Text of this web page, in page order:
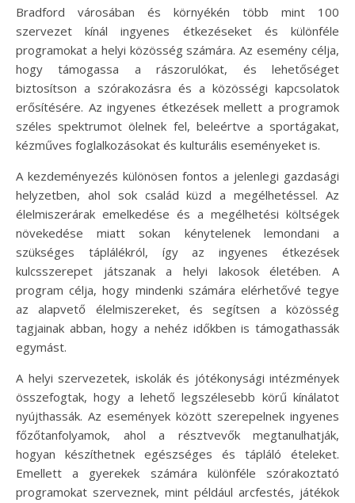
Bradford városában és környékén több mint 100
szervezet kínál ingyenes étkezéseket és különféle
programokat a helyi közösség számára. Az esemény célja,
hogy támogassa a rászorulókat, és lehetőséget
biztosítson a szórakozásra és a közösségi kapcsolatok
erősítésére. Az ingyenes étkezések mellett a programok
széles spektrumot ölelnek fel, beleértve a sportágakat,
kézműves foglalkozásokat és kulturális eseményeket is.
A kezdeményezés különösen fontos a jelenlegi gazdasági
helyzetben, ahol sok család küzd a megélhetéssel. Az
élelmiszerárak emelkedése és a megélhetési költségek
növekedése miatt sokan kénytelenek lemondani a
szükséges táplálékról, így az ingyenes étkezések
kulcsszerepet játszanak a helyi lakosok életében. A
program célja, hogy mindenki számára elérhetővé tegye
az alapvető élelmiszereket, és segítsen a közösség
tagjainak abban, hogy a nehéz időkben is támogathassák
egymást.
A helyi szervezetek, iskolák és jótékonysági intézmények
összefogtak, hogy a lehető legszélesebb körű kínálatot
nyújthassák. Az események között szerepelnek ingyenes
főzőtanfolyamok, ahol a résztvevők megtanulhatják,
hogyan készíthetnek egészséges és tápláló ételeket.
Emellett a gyerekek számára különféle szórakoztató
programokat szerveznek, mint például arcfestés, játékok